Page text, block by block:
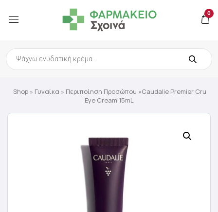
0
Products
search
Shop » Γυναίκα » Περιποίηση Προσώπου »Caudalie Premier Cru
Eye Cream 15mL